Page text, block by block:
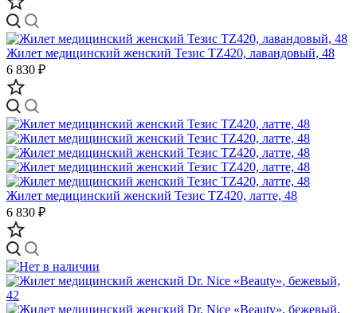
Жилет медицинский женский Тезис TZ420, лавандовый, 48
6 830 ₽
Жилет медицинский женский Тезис TZ420, латте, 48
6 830 ₽